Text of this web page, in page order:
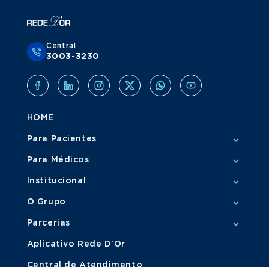
Central
3003-3230
HOME
Para Pacientes
Para Médicos
Institucional
O Grupo
Parcerias
Aplicativo Rede D'Or
Central de Atendimento